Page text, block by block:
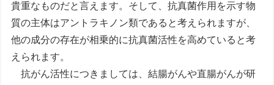
貴重なものだと言えます。そして、抗真菌作用を示す物
質の主体はアントラキノン類であると考えられますが、
他の成分の存在が相乗的に抗真菌活性を高めていると考
えられます。
抗がん活性につきましては、結腸がんや直腸がんが研